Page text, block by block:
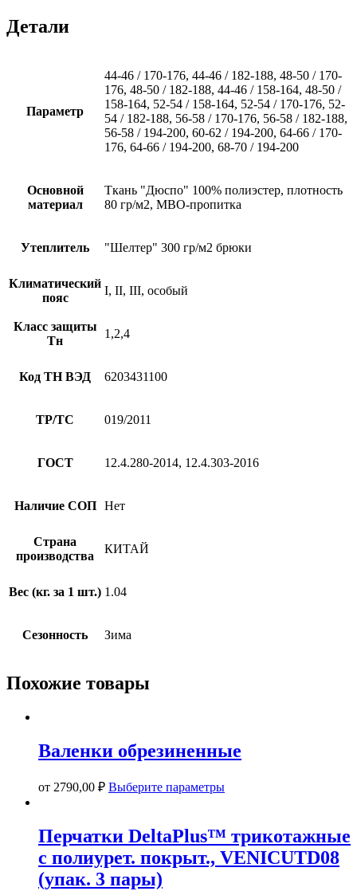
Детали
Параметр
44-46 / 170-176, 44-46 / 182-188, 48-50 / 170-
176, 48-50 / 182-188, 44-46 / 158-164, 48-50 /
158-164, 52-54 / 158-164, 52-54 / 170-176, 52-
54 / 182-188, 56-58 / 170-176, 56-58 / 182-188,
56-58 / 194-200, 60-62 / 194-200, 64-66 / 170-
176, 64-66 / 194-200, 68-70 / 194-200
Основной
материал
Ткань "Дюспо" 100% полиэстер, плотность
80 гр/м2, МВО-пропитка
Утеплитель "Шелтер" 300 гр/м2 брюки
Климатический
пояс
I, II, III, особый
Класс защиты
Тн
1,2,4
Код ТН ВЭД 6203431100
ТР/ТС 019/2011
ГОСТ 12.4.280-2014, 12.4.303-2016
Наличие СОП Нет
Страна
производства
КИТАЙ
Вес (кг. за 1 шт.) 1.04
Сезонность Зима
Похожие товары
Валенки обрезиненные
от 2790,00 ₽ Выберите параметрыЭтот
несколько
вариаций.
Опции
можно
Перчатки DeltaPlus™ трикотажные
с полиурет. покрыт., VENICUTD08
(упак. 3 пары)